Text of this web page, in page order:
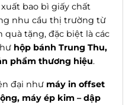
bao bì giấy chất
nhu cầu thị trường từ
tặng, đặc biệt là các
hộp bánh Trung Thu,
phẩm thương hiệu.
đại như máy in offset
máy ép kim – dập